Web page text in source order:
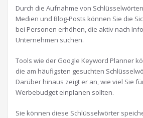
Durch die Aufnahme von
Medien und Blog-Posts können Sie die
bei Personen erhöhen, die aktiv nach
Unternehmen suchen.
Tools wie der Google Keyword Planner
die am häufigsten gesuchten
Darüber hinaus zeigt er an, wie viel Sie
Werbebudget einplanen sollten.
Sie können diese Schlüsselwörter